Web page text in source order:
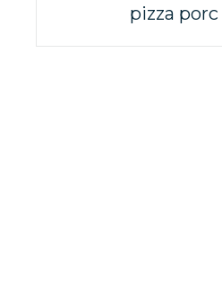
navigation
pizza